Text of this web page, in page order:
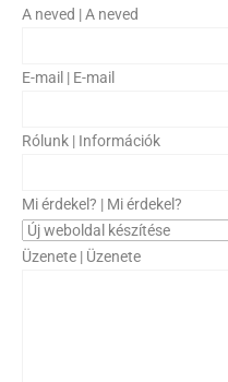
A neved | A neved
E-mail | E-mail
Rólunk | Információk
Mi érdekel? | Mi érdekel?
Üzenete | Üzenete